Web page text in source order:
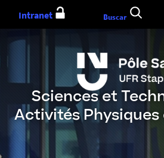
Aller
au
Sciences et
Activités Physiques
Intranet Buscar